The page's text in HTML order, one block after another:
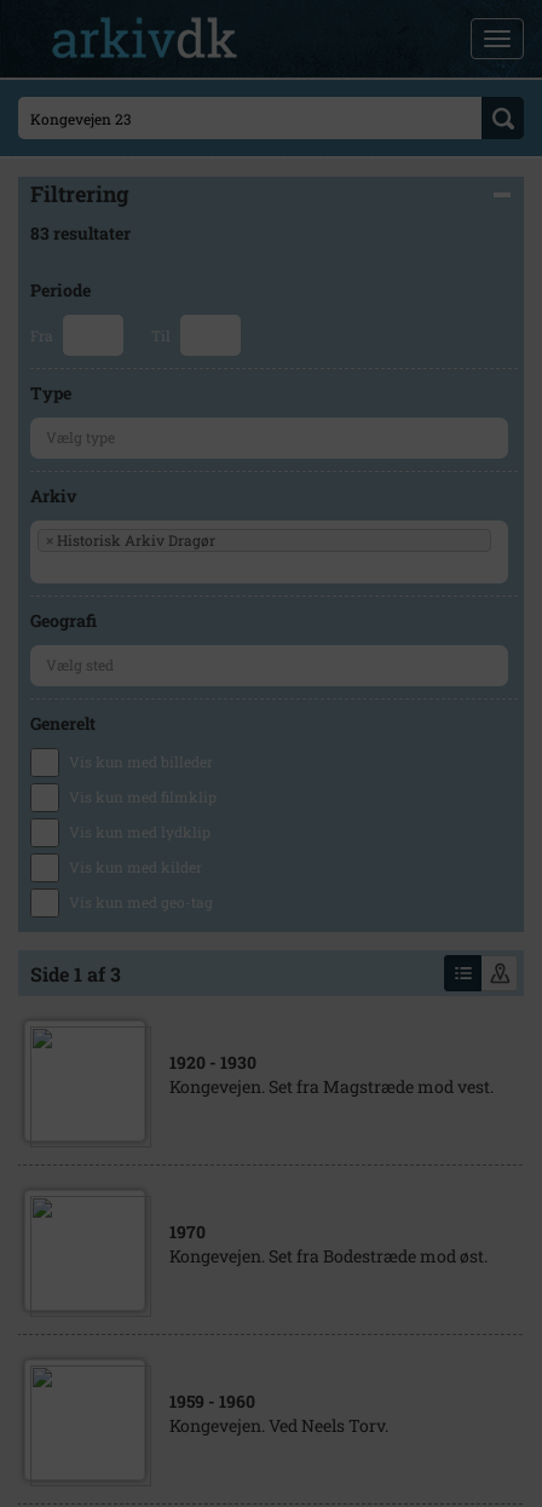
Filtrering
83 resultater
Periode
Fra Til
Type
Arkiv
× Historisk Arkiv Dragør
Geografi
Generelt
Vis kun med billeder
Vis kun med filmklip
Vis kun med lydklip
Vis kun med kilder
Vis kun med geo-tag
Side 1 af 3
1920 - 1930
Kongevejen. Set fra Magstræde mod vest.
1970
Kongevejen. Set fra Bodestræde mod øst.
1959 - 1960
Kongevejen. Ved Neels Torv.